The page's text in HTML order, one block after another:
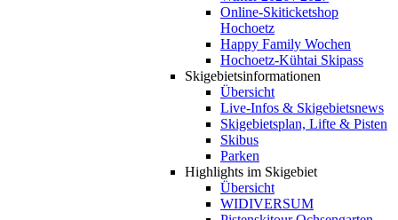
Online-Skiticketshop
Hochoetz
Happy Family Wochen
Hochoetz-Kühtai Skipass
Skigebietsinformationen
Übersicht
Live-Infos & Skigebietsnews
Skigebietsplan, Lifte & Pisten
Skibus
Parken
Highlights im Skigebiet
Übersicht
WIDIVERSUM